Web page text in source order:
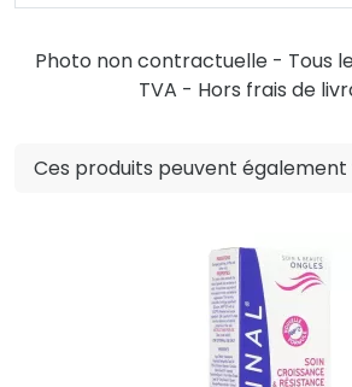
Photo non contractuelle - Tous
TVA - Hors frais de
Ces produits peuvent également